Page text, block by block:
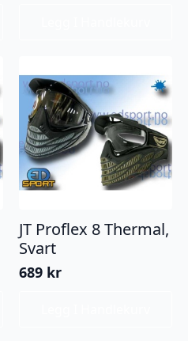
JT Proflex 8 Thermal,
Svart
689 kr